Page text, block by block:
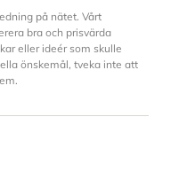
på nätet. Vårt
bra och prisvärda
eller ideér som skulle
önskemål, tveka inte att